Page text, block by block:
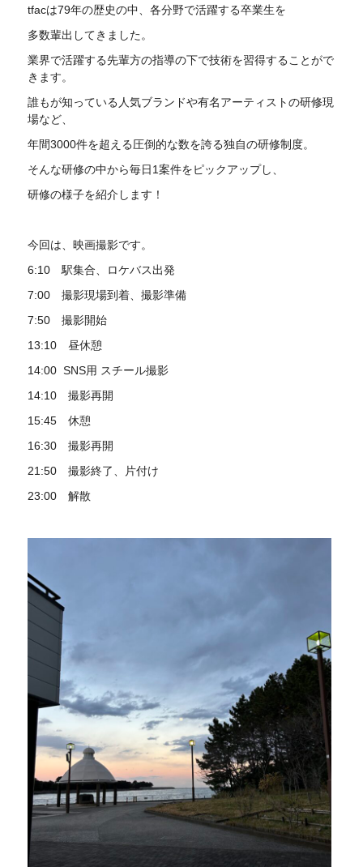
tfacは79年の歴史の中、各分野で活躍する卒業生を
多数輩出してきました。
業界で活躍する先輩方の指導の下で技術を習得することがで
きます。
誰もが知っている人気ブランドや有名アーティストの研修現
場など、
年間3000件を超える圧倒的な数を誇る独自の研修制度。
そんな研修の中から毎日1案件をピックアップし、
研修の様子を紹介します！
今回は、映画撮影です。
6:10 駅集合、ロケバス出発
7:00 撮影現場到着、撮影準備
7:50 撮影開始
13:10 昼休憩
14:00 SNS用 スチール撮影
14:10 撮影再開
15:45 休憩
16:30 撮影再開
21:50 撮影終了、片付け
23:00 解散